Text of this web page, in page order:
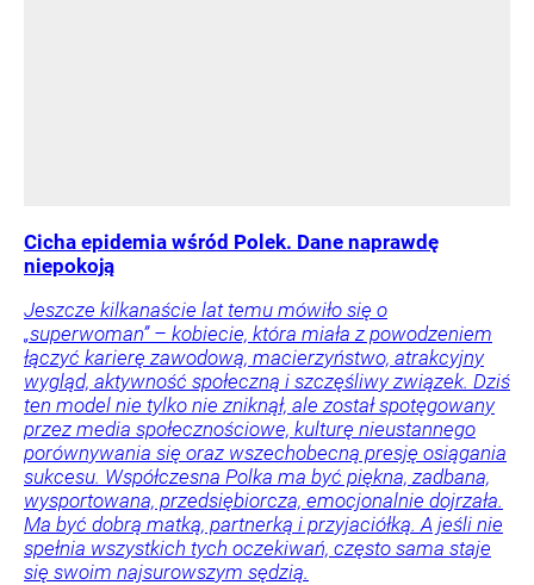
Cicha epidemia wśród Polek. Dane naprawdę
niepokoją
Jeszcze kilkanaście lat temu mówiło się o
„superwoman” – kobiecie, która miała z powodzeniem
łączyć karierę zawodową, macierzyństwo, atrakcyjny
wygląd, aktywność społeczną i szczęśliwy związek. Dziś
ten model nie tylko nie zniknął, ale został spotęgowany
przez media społecznościowe, kulturę nieustannego
porównywania się oraz wszechobecną presję osiągania
sukcesu. Współczesna Polka ma być piękna, zadbana,
wysportowana, przedsiębiorcza, emocjonalnie dojrzała.
Ma być dobrą matką, partnerką i przyjaciółką. A jeśli nie
spełnia wszystkich tych oczekiwań, często sama staje
się swoim najsurowszym sędzią.